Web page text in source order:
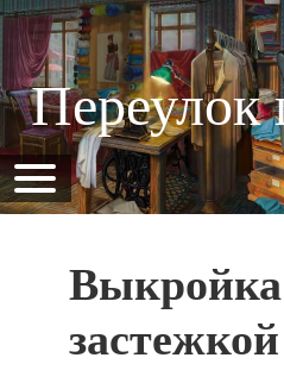
Выкройка